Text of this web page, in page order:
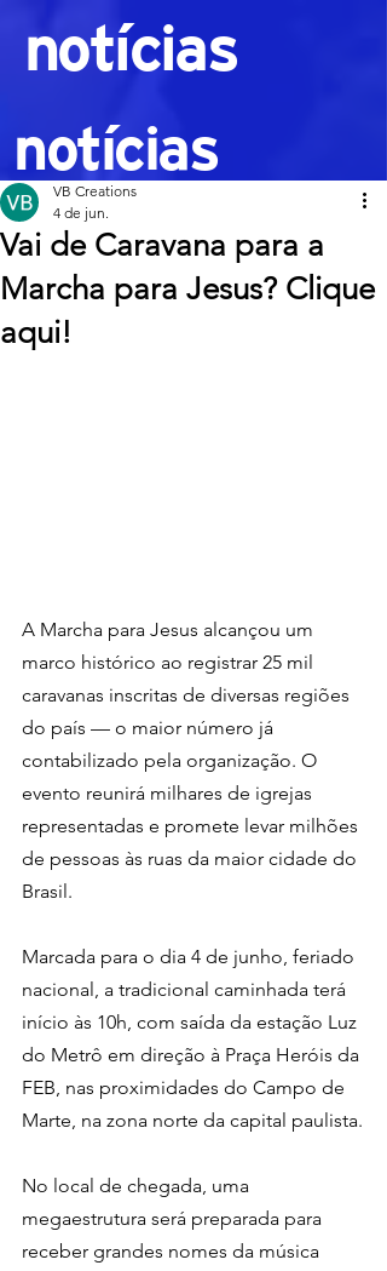
notícias
Vai de Caravana para a
Marcha para Jesus? Clique
aqui!
VB Creations
4 de jun.
A Marcha para Jesus alcançou um
marco histórico ao registrar 25 mil
caravanas inscritas de diversas regiões
do país — o maior número já
contabilizado pela organização. O
evento reunirá milhares de igrejas
representadas e promete levar milhões
de pessoas às ruas da maior cidade do
Brasil.
Marcada para o dia 4 de junho, feriado
nacional, a tradicional caminhada terá
início às 10h, com saída da estação Luz
do Metrô em direção à Praça Heróis da
FEB, nas proximidades do Campo de
Marte, na zona norte da capital paulista.
No local de chegada, uma
megaestrutura será preparada para
receber grandes nomes da música
notícias